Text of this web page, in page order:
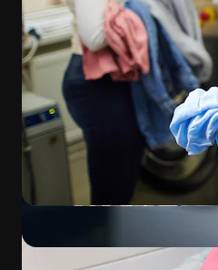
Copyright © 2010-2026